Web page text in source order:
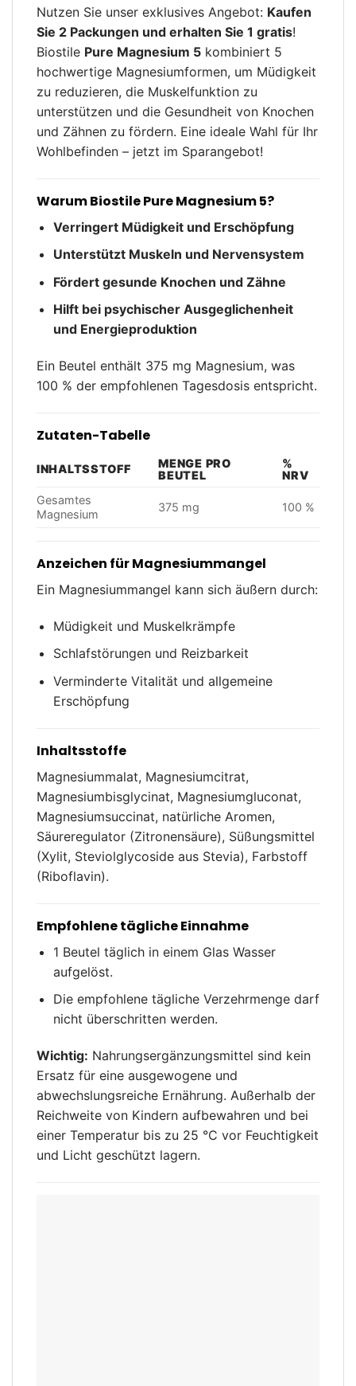
Nutzen Sie unser exklusives Angebot: Kaufen
Sie 2 Packungen und erhalten Sie 1 gratis!
Biostile Pure Magnesium 5 kombiniert 5
hochwertige Magnesiumformen, um Müdigkeit
zu reduzieren, die Muskelfunktion zu
unterstützen und die Gesundheit von Knochen
und Zähnen zu fördern. Eine ideale Wahl für Ihr
Wohlbefinden – jetzt im Sparangebot!
Warum Biostile Pure Magnesium 5?
Verringert Müdigkeit und Erschöpfung
Unterstützt Muskeln und Nervensystem
Fördert gesunde Knochen und Zähne
Hilft bei psychischer Ausgeglichenheit
und Energieproduktion
Ein Beutel enthält 375 mg Magnesium, was
100 % der empfohlenen Tagesdosis entspricht.
Zutaten-Tabelle
INHALTSSTOFF
MENGE PRO
BEUTEL
%
NRV
Gesamtes
Magnesium
375 mg 100 %
Anzeichen für Magnesiummangel
Ein Magnesiummangel kann sich äußern durch:
Müdigkeit und Muskelkrämpfe
Schlafstörungen und Reizbarkeit
Verminderte Vitalität und allgemeine
Erschöpfung
Inhaltsstoffe
Magnesiummalat, Magnesiumcitrat,
Magnesiumbisglycinat, Magnesiumgluconat,
Magnesiumsuccinat, natürliche Aromen,
Säureregulator (Zitronensäure), Süßungsmittel
(Xylit, Steviolglycoside aus Stevia), Farbstoff
(Riboflavin).
Empfohlene tägliche Einnahme
1 Beutel täglich in einem Glas Wasser
aufgelöst.
Die empfohlene tägliche Verzehrmenge darf
nicht überschritten werden.
Wichtig: Nahrungsergänzungsmittel sind kein
Ersatz für eine ausgewogene und
abwechslungsreiche Ernährung. Außerhalb der
Reichweite von Kindern aufbewahren und bei
einer Temperatur bis zu 25 °C vor Feuchtigkeit
und Licht geschützt lagern.